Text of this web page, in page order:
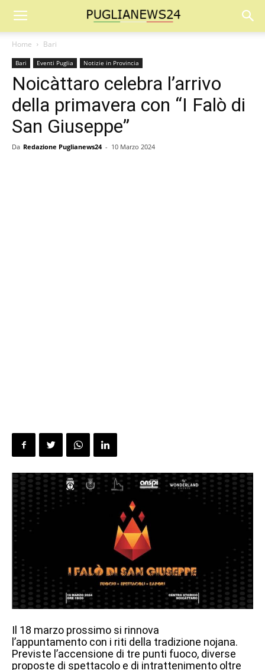
Home Bari
Bari Eventi Puglia Notizie in Provincia
Noicàttaro celebra l’arrivo
della primavera con “I Falò di
San Giuseppe”
Da Redazione Puglianews24 - 10 Marzo 2024
Il 18 marzo prossimo si rinnova
l’appuntamento con i riti della tradizione nojana.
Previste l’accensione di tre punti fuoco, diverse
proposte di spettacolo e di intrattenimento oltre